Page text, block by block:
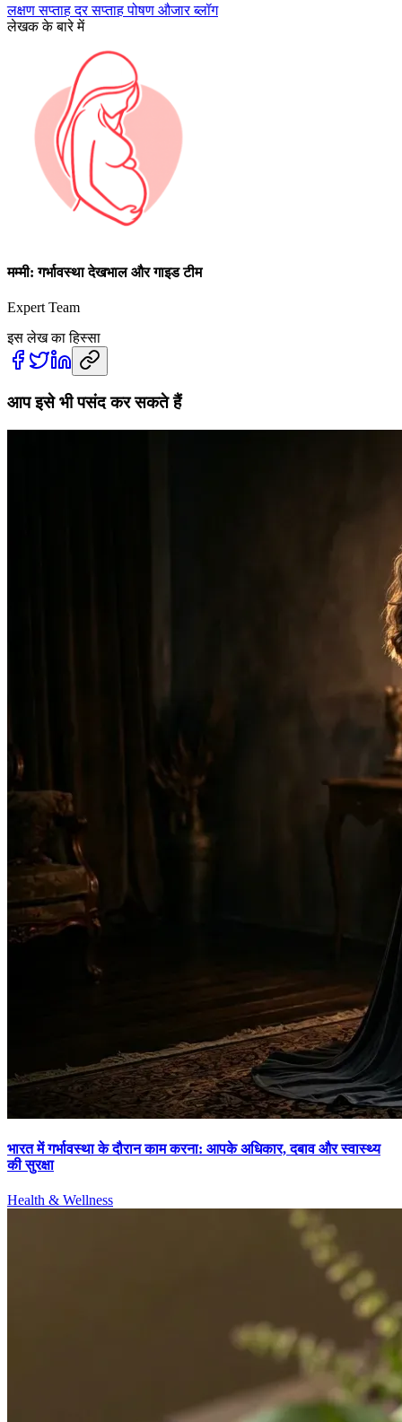
लक्षणसप्ताह दर सप्ताहपोषण औजारब्लॉग
लेखक के बारे में
मम्मी: गर्भावस्था देखभाल और गाइड टीम
Expert Team
इस लेख का हिस्सा
आप इसे भी पसंद कर सकते हैं
भारत में गर्भावस्था के दौरान काम करना: आपके अधिकार, दबाव और स्वास्थ्य
की सुरक्षा
Health & Wellness